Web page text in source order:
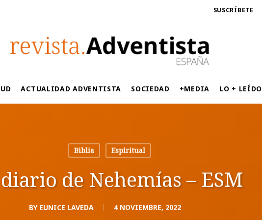
SUSCRÍBETE
ACTUALIDAD ADVENTISTA SOCIEDAD +MEDIA LO + LEÍDO
Biblia Espiritual
de Nehemías – ESM
BY EUNICE LAVEDA 4 NOVIEMBRE, 2022